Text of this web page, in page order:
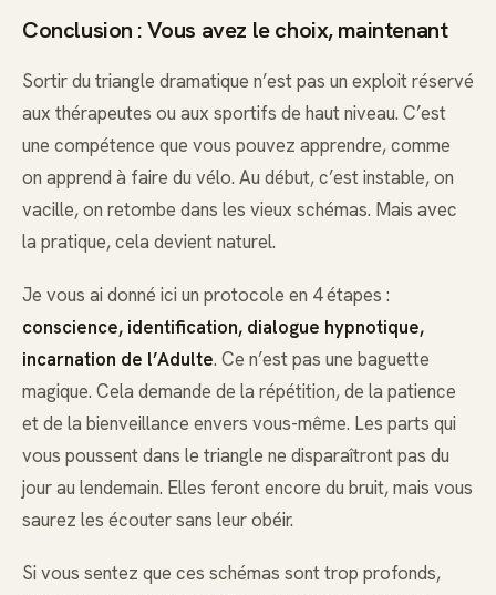
Conclusion : Vous avez le choix, maintenant
Sortir du triangle dramatique n’est pas un exploit réservé
aux thérapeutes ou aux sportifs de haut niveau. C’est
une compétence que vous pouvez apprendre, comme
on apprend à faire du vélo. Au début, c’est instable, on
vacille, on retombe dans les vieux schémas. Mais avec
la pratique, cela devient naturel.
Je vous ai donné ici un protocole en 4 étapes :
conscience, identification, dialogue hypnotique,
incarnation de l’Adulte. Ce n’est pas une baguette
magique. Cela demande de la répétition, de la patience
et de la bienveillance envers vous-même. Les parts qui
vous poussent dans le triangle ne disparaîtront pas du
jour au lendemain. Elles feront encore du bruit, mais vous
saurez les écouter sans leur obéir.
Si vous sentez que ces schémas sont trop profonds,